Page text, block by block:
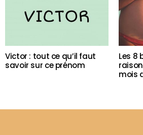
Victor : tout ce qu’il faut
savoir sur ce prénom
Les 8
mois